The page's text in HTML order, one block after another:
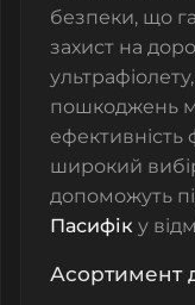
безпеки, що
захист на
пошкоджень
ефективність
широкий
допоможуть
Пасифік у
Асортимент